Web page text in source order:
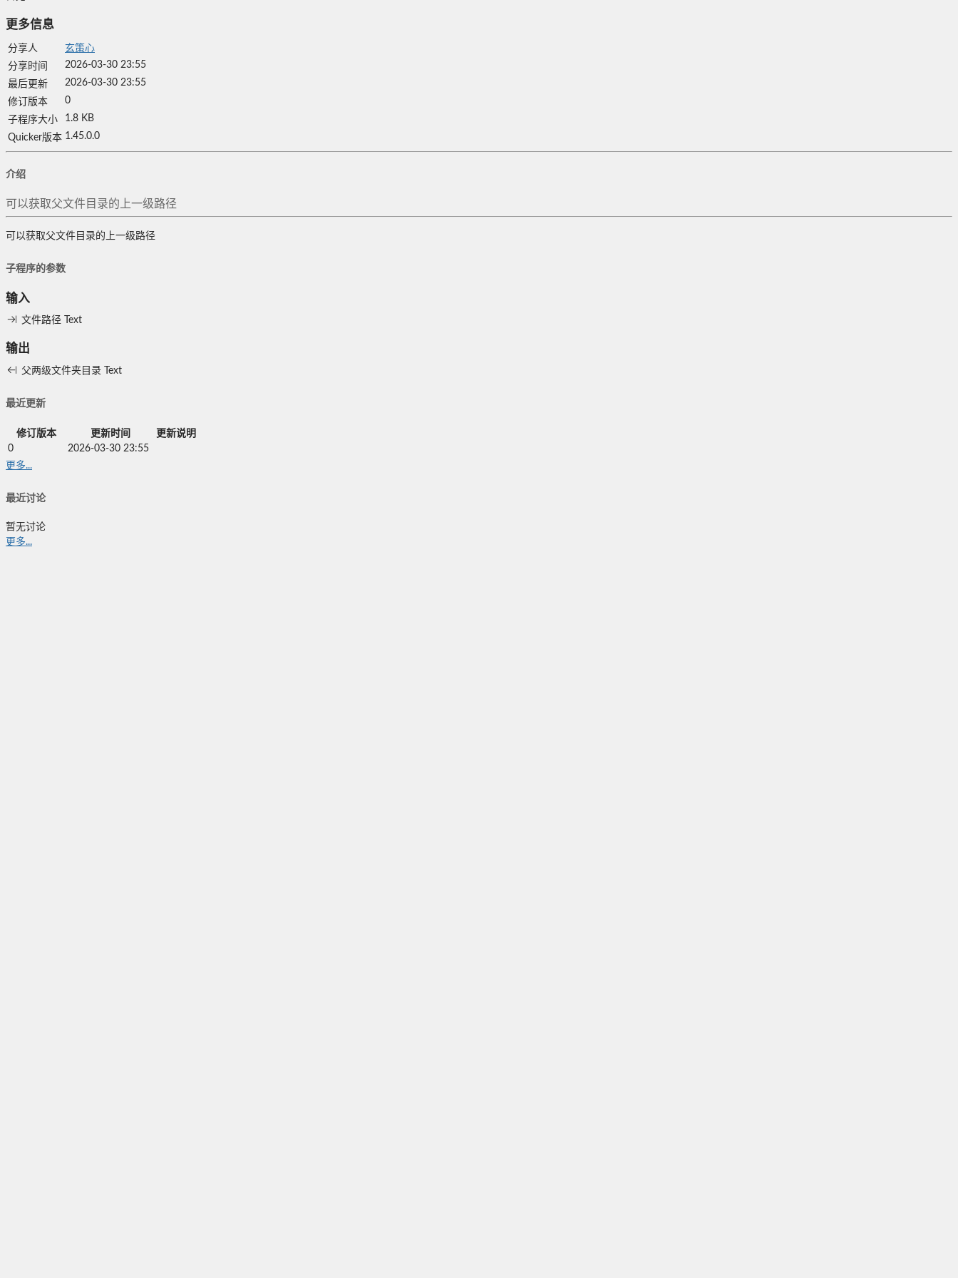
更多信息
分享人
玄策心
分享时间
2026-03-30 23:55
最后更新
2026-03-30 23:55
修订版本
0
子程序大小
1.8 KB
Quicker版本 1.45.0.0
介绍
可以获取父文件目录的上一级路径
可以获取父文件目录的上一级路径
子程序的参数
输入
文件路径 Text
输出
父两级文件夹目录 Text
最近更新
修订版本 更新时间
更新说明
0
2026-03-30 23:55
更多...
最近讨论
暂无讨论
更多...